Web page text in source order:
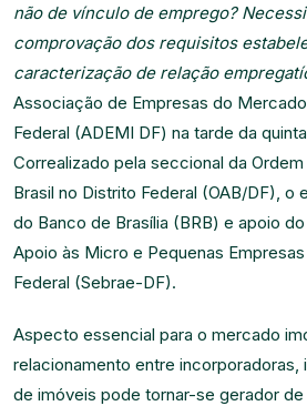
não de vínculo de emprego?
comprovação dos requisitos
caracterização de relação
Associação de Empresas do
Federal (ADEMI DF) na tarde da
Correalizado pela seccional da
Brasil no Distrito Federal (OAB/DF), o
do Banco de Brasília (BRB) e apoio
Apoio às Micro e Pequenas
Federal (Sebrae-DF).
Aspecto essencial para o mercado
relacionamento entre incorporadoras,
de imóveis pode tornar-se gerador